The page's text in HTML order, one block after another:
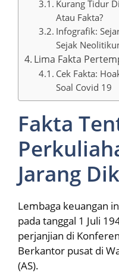
Kurang Tidur
Atau Fakta?
Infografik:
Sejak
Lima Fakta
Cek Fakta:
Soal Covid 19
Fakta
Jarang
Lembaga keuangan
pada tanggal 1 Juli
perjanjian di
Berkantor pusat di
(AS).